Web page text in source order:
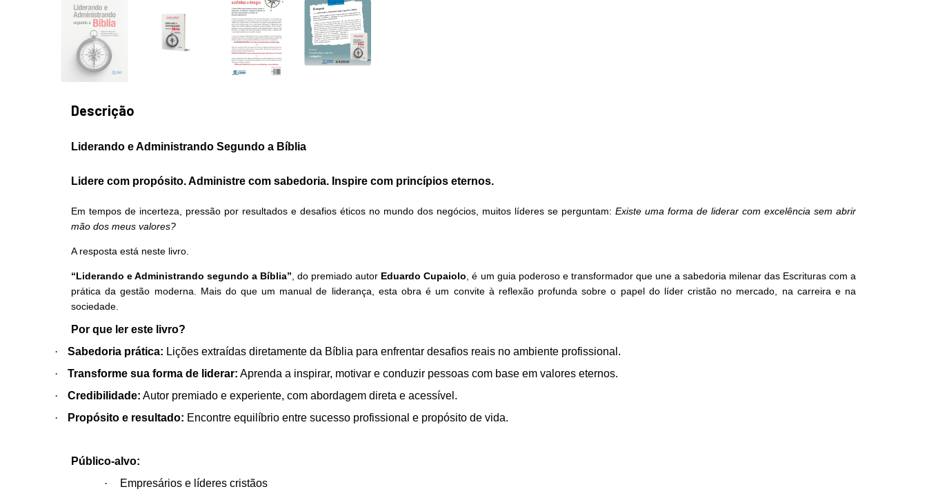
Descrição
Liderando e Administrando Segundo a Bíblia
Lidere com propósito. Administre com sabedoria. Inspire com princípios eternos.
Em tempos de incerteza, pressão por resultados e desafios éticos no mundo dos negócios, muitos líderes se perguntam: Existe uma forma de liderar com excelência sem abrir
mão dos meus valores?
A resposta está neste livro.
“Liderando e Administrando segundo a Bíblia” , do premiado autor Eduardo Cupaiolo , é um guia poderoso e transformador que une a sabedoria milenar das Escrituras com a
prática da gestão moderna. Mais do que um manual de liderança, esta obra é um convite à reflexão profunda sobre o papel do líder cristão no mercado, na carreira e na
sociedade.
Por que ler este livro?
·
Sabedoria prática: Lições extraídas diretamente da Bíblia para enfrentar desafios reais no ambiente profissional.
·
Transforme sua forma de liderar: Aprenda a inspirar, motivar e conduzir pessoas com base em valores eternos.
·
Credibilidade: Autor premiado e experiente, com abordagem direta e acessível.
·
Propósito e resultado: Encontre equilíbrio entre sucesso profissional e propósito de vida.
Público-alvo:
·
Empresários e líderes cristãos